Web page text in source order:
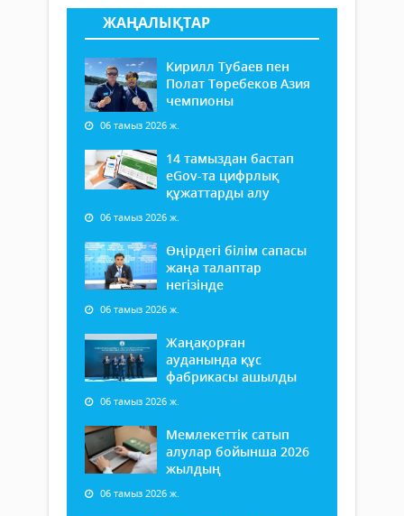
ЖАҢАЛЫҚТАР
Кирилл Тубаев пен
Полат Төребеков Азия
чемпионы
06 тамыз 2026 ж.
14 тамыздан бастап
еGov-та цифрлық
құжаттарды алу
06 тамыз 2026 ж.
Өңірдегі білім сапасы
жаңа талаптар
негізінде
06 тамыз 2026 ж.
Жаңақорған
ауданында құс
фабрикасы ашылды
06 тамыз 2026 ж.
Мемлекеттік сатып
алулар бойынша 2026
жылдың
06 тамыз 2026 ж.